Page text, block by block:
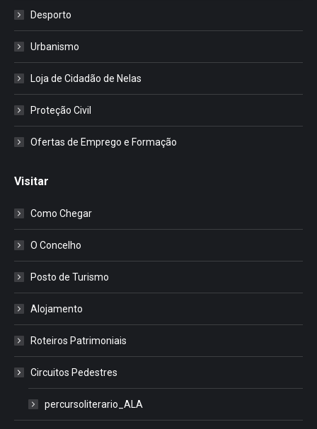
Desporto
Urbanismo
Loja de Cidadão de Nelas
Proteção Civil
Ofertas de Emprego e Formação
Visitar
Como Chegar
O Concelho
Posto de Turismo
Alojamento
Roteiros Patrimoniais
Circuitos Pedestres
percursoliterario_ALA